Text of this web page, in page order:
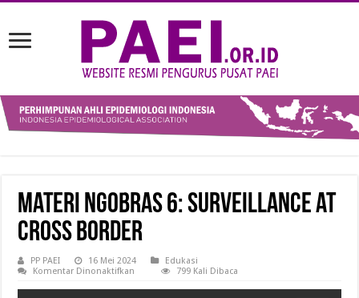
Materi Ngobras 6: Surveillance at
Cross Border
PP PAEI 16 Mei 2024
Edukasi
Komentar Dinonaktifkan
Ngobras
799 Kali Dibaca